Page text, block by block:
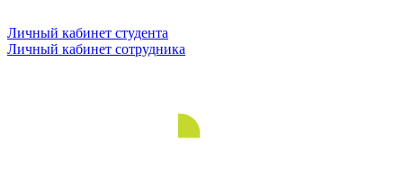
Личный кабинет студента
Личный кабинет сотрудника